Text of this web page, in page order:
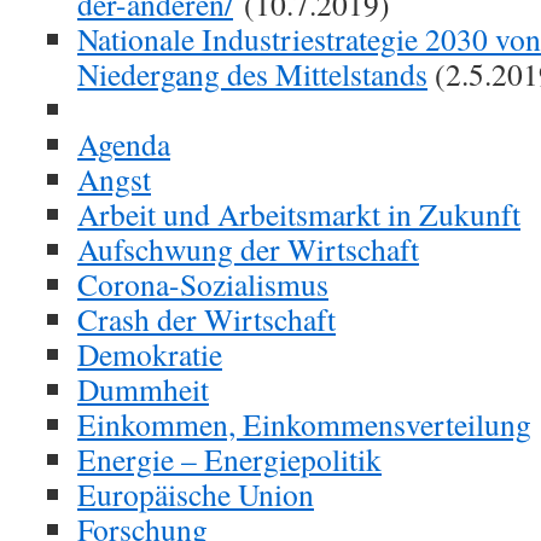
Nationale Industriestrategie 2030
Niedergang des Mittelstands
Agenda
Angst
Arbeit und Arbeitsmarkt in Zukunft
Aufschwung der Wirtschaft
Corona-Sozialismus
Crash der Wirtschaft
Demokratie
Dummheit
Einkommen, Einkommensverteilung
Energie – Energiepolitik
Europäische Union
Forschung